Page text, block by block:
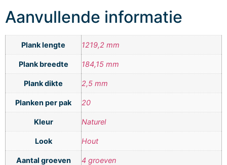
Aanvullende informatie
Plank lengte 1219,2 mm
Plank breedte 184,15 mm
Plank dikte 2,5 mm
Planken per pak 20
Kleur Naturel
Look Hout
Aantal groeven 4 groeven